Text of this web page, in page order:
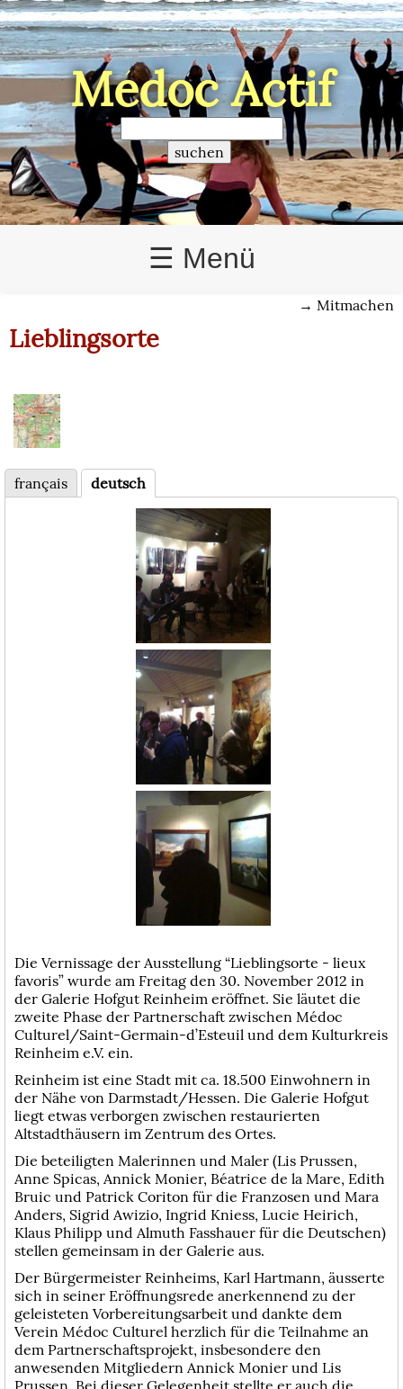
Médoc Actif
>
☰ Menü
→ Mitmachen
Lieblingsorte
français deutsch
Die Vernissage der Ausstellung “Lieblingsorte - lieux
favoris” wurde am Freitag den 30. November 2012 in
der Galerie Hofgut Reinheim eröffnet. Sie läutet die
zweite Phase der Partnerschaft zwischen Médoc
Culturel/Saint-Germain-d’Esteuil und dem Kulturkreis
Reinheim e.V. ein.
Reinheim ist eine Stadt mit ca. 18.500 Einwohnern in
der Nähe von Darmstadt/Hessen. Die Galerie Hofgut
liegt etwas verborgen zwischen restaurierten
Altstadthäusern im Zentrum des Ortes.
Die beteiligten Malerinnen und Maler (Lis Prussen,
Anne Spicas, Annick Monier, Béatrice de la Mare, Edith
Bruic und Patrick Coriton für die Franzosen und Mara
Anders, Sigrid Awizio, Ingrid Kniess, Lucie Heirich,
Klaus Philipp und Almuth Fasshauer für die Deutschen)
stellen gemeinsam in der Galerie aus.
Der Bürgermeister Reinheims, Karl Hartmann, äusserte
sich in seiner Eröffnungsrede anerkennend zu der
geleisteten Vorbereitungsarbeit und dankte dem
Verein Médoc Culturel herzlich für die Teilnahme an
dem Partnerschaftsprojekt, insbesondere den
anwesenden Mitgliedern Annick Monier und Lis
Prussen. Bei dieser Gelegenheit stellte er auch die